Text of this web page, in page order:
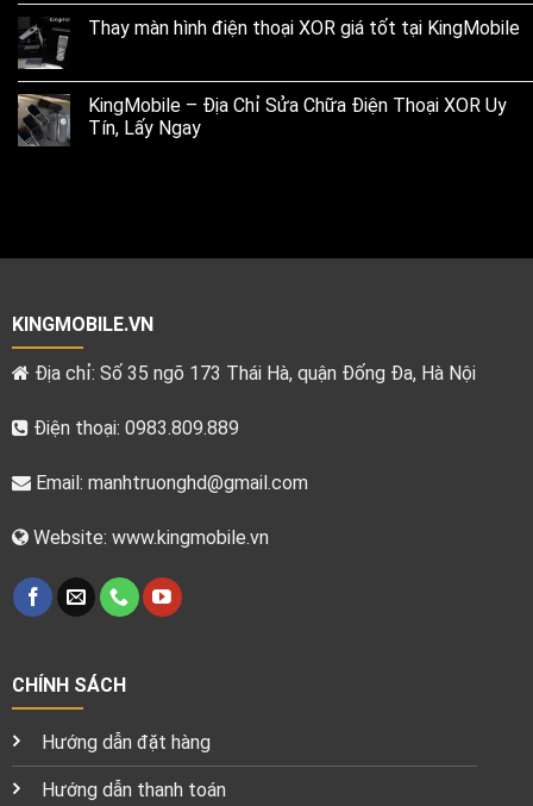
Thay màn hình điện thoại XOR giá tốt tại KingMobile
KingMobile – Địa Chỉ Sửa Chữa Điện Thoại XOR Uy
Tín, Lấy Ngay
KINGMOBILE.VN
Địa chỉ: Số 35 ngõ 173 Thái Hà, quận Đống Đa, Hà Nội
Điện thoại: 0983.809.889
Email: manhtruonghd@gmail.com
Website: www.kingmobile.vn
CHÍNH SÁCH
Hướng dẫn đặt hàng
Hướng dẫn thanh toán